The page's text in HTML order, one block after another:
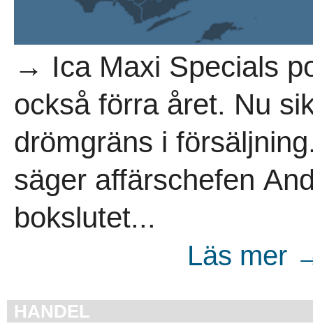
→ Ica Maxi Specials
också förra året. Nu
drömgräns i
säger affärschefen
bokslutet...
Läs mer
HANDEL